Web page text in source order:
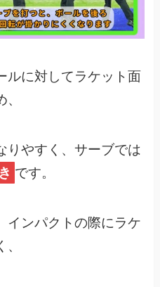
ルに対してラケット面
りやすく、サーブでは
です。
インパクトの際にラケ